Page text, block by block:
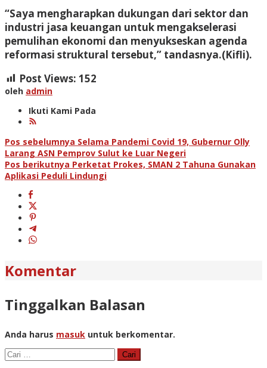
“Saya mengharapkan dukungan dari sektor dan
industri jasa keuangan untuk mengakselerasi
pemulihan ekonomi dan menyukseskan agenda
reformasi struktural tersebut,” tandasnya.(Kifli).
Post Views: 152
oleh admin
Ikuti Kami Pada
Navigasi
pos
Pos sebelumnya Selama Pandemi Covid 19, Gubernur Olly
Larang ASN Pemprov Sulut ke Luar Negeri
Pos berikutnya Perketat Prokes, SMAN 2 Tahuna Gunakan
Aplikasi Peduli Lindungi
Komentar
Tinggalkan Balasan
Anda harus masuk untuk berkomentar.
Cari